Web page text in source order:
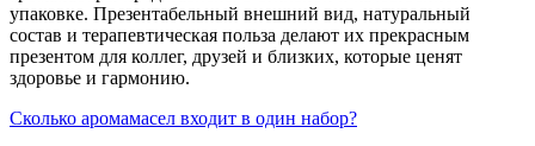
упаковке. Презентабельный внешний вид, натуральный
состав и терапевтическая польза делают их прекрасным
презентом для коллег, друзей и близких, которые ценят
здоровье и гармонию.
Сколько аромамасел входит в один набор?